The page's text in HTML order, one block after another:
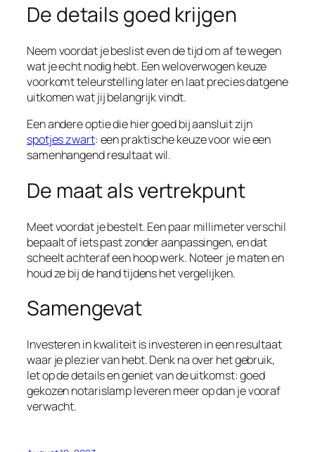
De details goed krijgen
Neem voordat je beslist even de tijd om af te wegen
wat je echt nodig hebt. Een weloverwogen keuze
voorkomt teleurstelling later en laat precies datgene
uitkomen wat jij belangrijk vindt.
Een andere optie die hier goed bij aansluit zijn
spotjes zwart: een praktische keuze voor wie een
samenhangend resultaat wil.
De maat als vertrekpunt
Meet voordat je bestelt. Een paar millimeter verschil
bepaalt of iets past zonder aanpassingen, en dat
scheelt achteraf een hoop werk. Noteer je maten en
houd ze bij de hand tijdens het vergelijken.
Samengevat
Investeren in kwaliteit is investeren in een resultaat
waar je plezier van hebt. Denk na over het gebruik,
let op de details en geniet van de uitkomst: goed
gekozen notarislamp leveren meer op dan je vooraf
verwacht.